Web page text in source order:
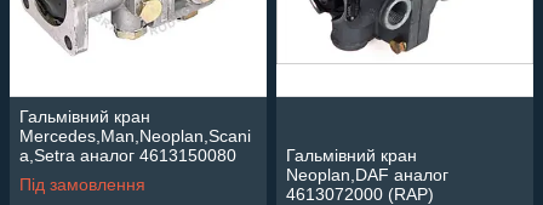
Гальмівний кран
Mercedes,Man,Neoplan,Scani
a,Setra аналог 4613150080
Під замовлення
Гальмівний кран
Neoplan,DAF аналог
4613072000 (RAP)